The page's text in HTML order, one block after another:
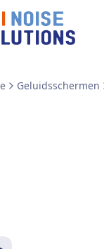
Geluidsschermen